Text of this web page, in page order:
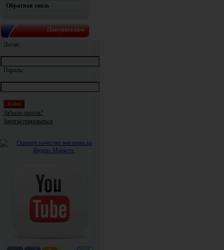
Обратная связь
Покупателям
Логин:
Пароль:
Забыли пароль?
Зарегистрироваться